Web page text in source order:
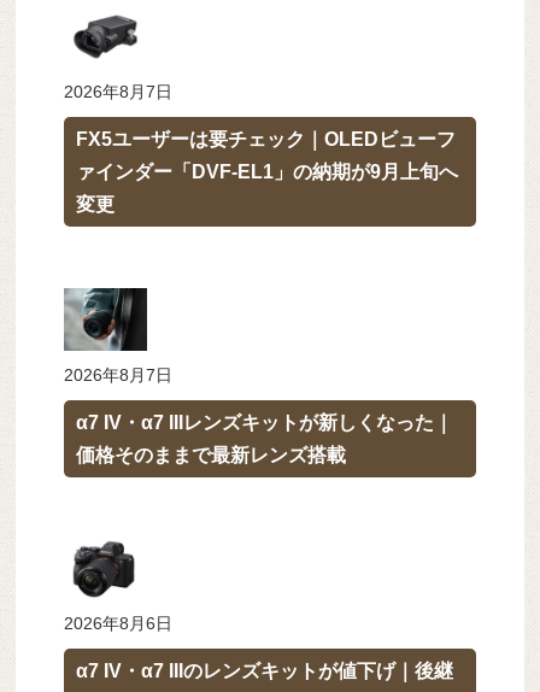
2026年8月7日
FX5ユーザーは要チェック｜OLEDビューフ
ァインダー「DVF-EL1」の納期が9月上旬へ
変更
2026年8月7日
α7 IV・α7 IIIレンズキットが新しくなった｜
価格そのままで最新レンズ搭載
2026年8月6日
α7 IV・α7 IIIのレンズキットが値下げ｜後継